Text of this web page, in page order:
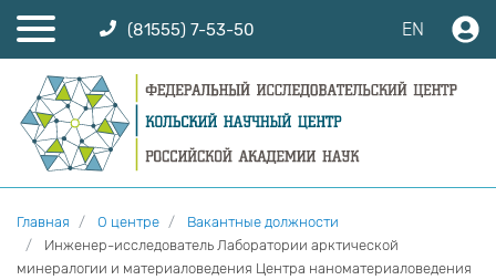
(81555) 7-53-50 EN
Главная О центре
Вакантные должности
Инженер-исследователь Лаборатории арктической
минералогии и материаловедения Центра наноматериаловедения